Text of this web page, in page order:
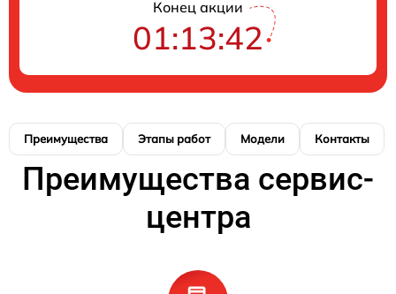
Конец акции
01:13:41
Преимущества Этапы работ Модели Контакты
Преимущества сервис-
центра